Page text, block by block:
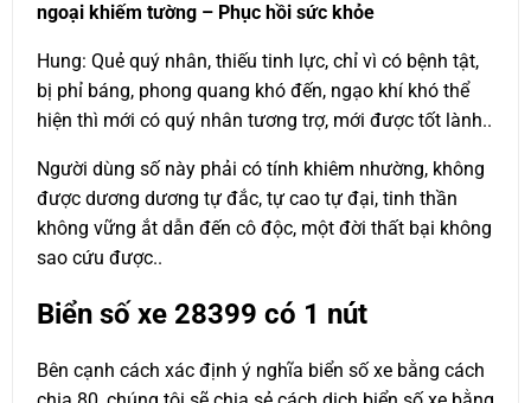
ngoại khiếm tường – Phục hồi sức khỏe
Hung: Quẻ quý nhân, thiếu tinh lực, chỉ vì có bệnh tật,
bị phỉ báng, phong quang khó đến, ngạo khí khó thể
hiện thì mới có quý nhân tương trợ, mới được tốt lành..
Người dùng số này phải có tính khiêm nhường, không
được dương dương tự đắc, tự cao tự đại, tinh thần
không vững ắt dẫn đến cô độc, một đời thất bại không
sao cứu được..
Biển số xe 28399 có 1 nút
Bên cạnh cách xác định ý nghĩa biển số xe bằng cách